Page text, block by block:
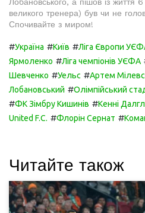
Лобановського, а пішов із життя
великого тренера) був чи не
Спочивайте з миром!
#Україна #Київ #Ліга Європи
Ярмоленко #Ліга чемпіонів УЄФА
Шевченко #Уельс #Артем
Лобановський #Олімпійський
#ФК Зімбру Кишинів #Кенні
United F.C. #Флорін Сернат #
Читайте також